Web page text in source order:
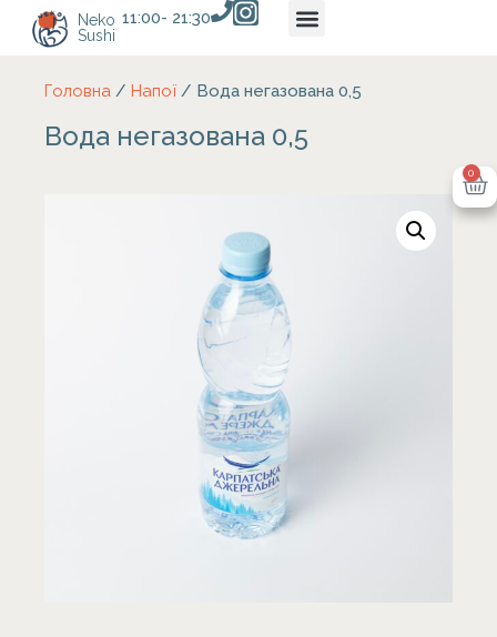
Neko
Sushi
11:00- 21:30
0
Головна / Напої / Вода негазована 0,5
Вода негазована 0,5